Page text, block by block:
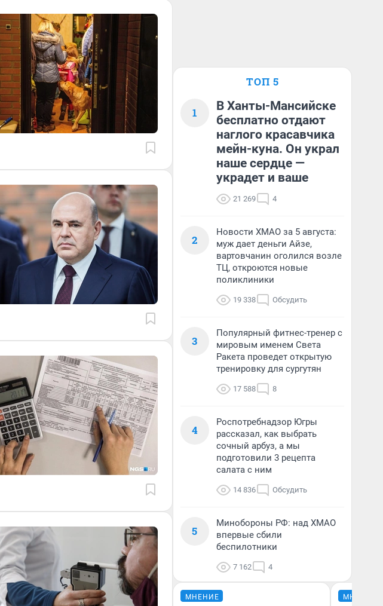
ТОП 5
1
В Ханты-Мансийске
бесплатно отдают
наглого красавчика
мейн-куна. Он украл
наше сердце —
украдет и ваше
21 269 4
2
Новости ХМАО за 5 августа:
муж дает деньги Айзе,
вартовчанин оголился возле
ТЦ, откроются новые
поликлиники
19 338 Обсудить
3
Популярный фитнес-тренер с
мировым именем Света
Ракета проведет открытую
тренировку для сургутян
17 588 8
4
Роспотребнадзор Югры
рассказал, как выбрать
сочный арбуз, а мы
подготовили 3 рецепта
салата с ним
14 836 Обсудить
5
Минобороны РФ: над ХМАО
впервые сбили
беспилотники
7 162 4
МНЕНИЕ МНЕНИЕ